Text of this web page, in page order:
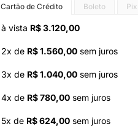
Cartão de Crédito Boleto Pix
à vista R$ 3.120,00
2x de R$ 1.560,00 sem juros
3x de R$ 1.040,00 sem juros
4x de R$ 780,00 sem juros
5x de R$ 624,00 sem juros